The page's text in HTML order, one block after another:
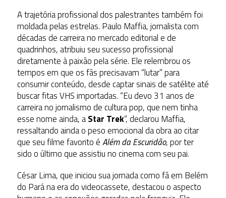
A trajetória profissional dos palestrantes também foi
moldada pelas estrelas. Paulo Maffia, jornalista com
décadas de carreira no mercado editorial e de
quadrinhos, atribuiu seu sucesso profissional
diretamente à paixão pela série. Ele relembrou os
tempos em que os fãs precisavam “lutar” para
consumir conteúdo, desde captar sinais de satélite até
buscar fitas VHS importadas. “Eu devo 31 anos de
carreira no jornalismo de cultura pop, que nem tinha
esse nome ainda, aStar Trek“, declarou Maffia,
ressaltando ainda o peso emocional da obra ao citar
que seu filme favorito éAlém da Escuridão, por ter
sido o último que assistiu no cinema com seu pai.
César Lima, que iniciou sua jornada como fã em Belém
do Pará na era do videocassete, destacou o aspecto